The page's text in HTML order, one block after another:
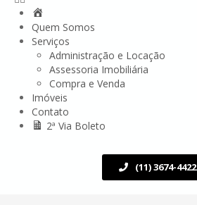
Quem Somos
Serviços
Administração e Locação
Assessoria Imobiliária
Compra e Venda
Imóveis
Contato
2ª Via Boleto
(11) 3674-4422